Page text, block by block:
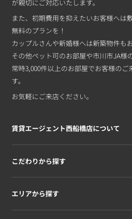
が親切にご対応いたします。
また、初期費用を抑えたいお客様へは
無料のプランを！
カップルさんや新婚様へは新築物件も
その他ペット可のお部屋や市川市JA様
常時3,000件以上のお部屋でお客様の
す。
お気軽にご来店ください。
賃貸エージェント西船橋店について
こだわりから探す
エリアから探す